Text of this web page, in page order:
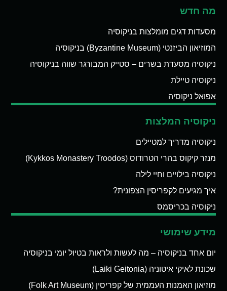
מה חדש
מסעדות דגים מומלצות בניקוסיה
המוזיאון הביזנטי (Byzantine Museum) בניקוסיה
ניקוסיה מסעדת בשרים – סטייק המבורגר שווה בניקוסיה
ניקוסיה טיילת
אפואל ניקוסיה
ניקוסיה המלצות
ניקוסיה מדריך למטיילים
מנזר קיקוס בהרי הטרודוס (Kykkos Monastery Troodos)
ניקוסיה בילויים וחיי לילה
איך מגיעים לקפריסין הצפונית?
ניקוסיה בכריסמס
מידע שימושי
יום אחד בניקוסיה – מה לעשות ולראות בטיול יומי בניקוסיה
שכונת לאיקי איטוניה (Laiki Geitonia)
מוזיאון האמנות העממית של קפריסין (Folk Art Museum)